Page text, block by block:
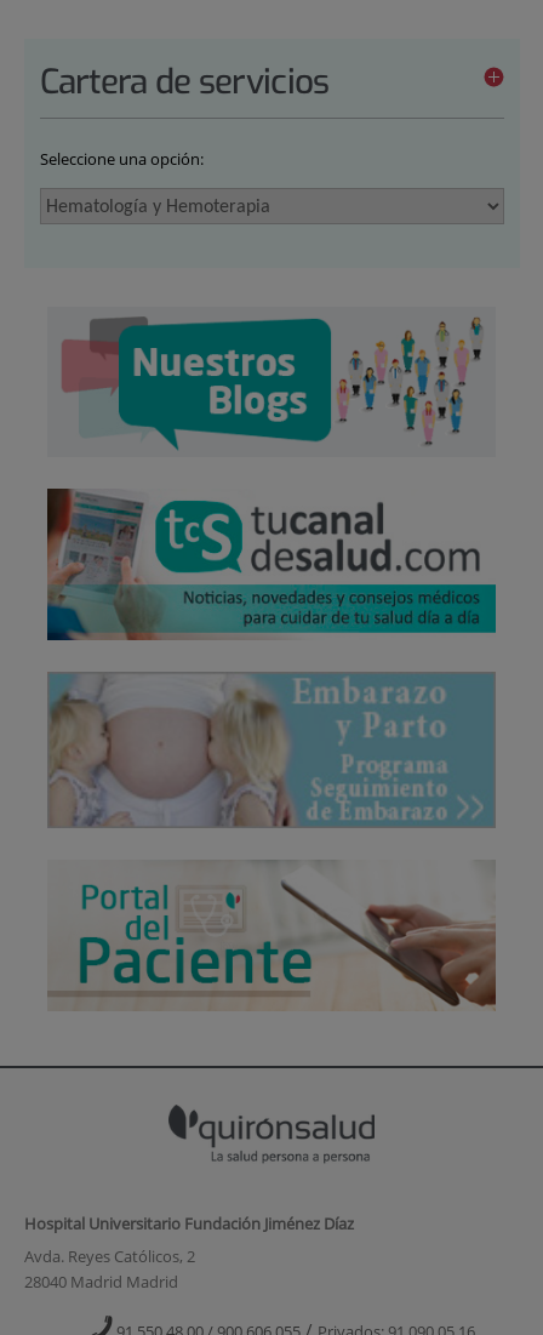
Cartera de servicios
Seleccione una opción:
Hospital Universitario Fundación Jiménez Díaz
Avda. Reyes Católicos, 2
28040 Madrid Madrid